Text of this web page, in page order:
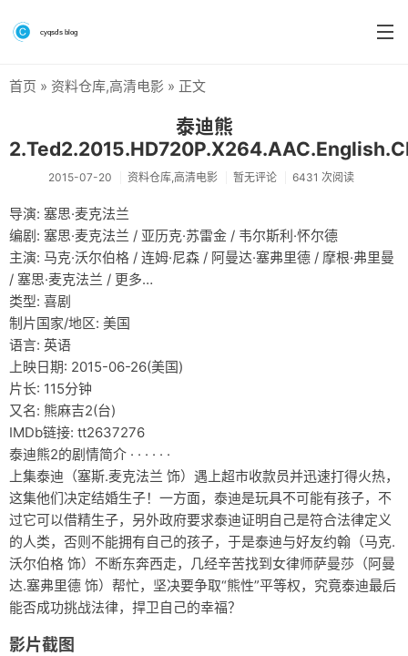
分类
系统&系统工具
软件
废话
关于
友情链接
首页 » 资料仓库,高清电影 » 正文
泰迪熊
2015-07-20 资料仓库, 高清电影 暂无评论 6431 次阅读
导演: 塞思·麦克法兰
编剧: 塞思·麦克法兰 / 亚历克·苏雷金 / 韦尔斯利·怀尔德
主演: 马克·沃尔伯格 / 连姆·尼森 / 阿曼达·塞弗里德 / 摩根·弗里曼
/ 塞思·麦克法兰 / 更多…
类型: 喜剧
制片国家/地区: 美国
语言: 英语
上映日期: 2015-06-26(美国)
片长: 115分钟
又名: 熊麻吉2(台)
IMDb链接: tt2637276
泰迪熊2的剧情简介 · · · · · ·
上集泰迪（塞斯.麦克法兰 饰）遇上超市收款员并迅速打得火热，
这集他们决定结婚生子！一方面，泰迪是玩具不可能有孩子，不
过它可以借精生子，另外政府要求泰迪证明自己是符合法律定义
的人类，否则不能拥有自己的孩子，于是泰迪与好友约翰（马克.
沃尔伯格 饰）不断东奔西走，几经辛苦找到女律师萨曼莎（阿曼
达.塞弗里德 饰）帮忙，坚决要争取“熊性”平等权，究竟泰迪最后
能否成功挑战法律，捍卫自己的幸福？
影片截图